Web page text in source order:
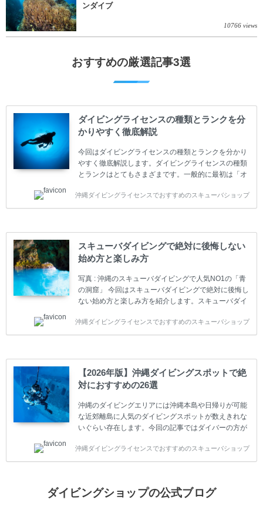
ンダイブ
10766 views
おすすめの厳選記事3選
ダイビングライセンスの種類とランクを分
かりやすく徹底解説
今回はダイビングライセンスの種類とランクを分かり
やすく徹底解説します。ダイビングライセンスの種類
とランクはとてもさまざまです。一般的に最初は「オ
す。 ダイビングのライセンスカードはダイビングの教
育機関もしくは指導団体が発行しています。教育機関
動をしています。 ダイビングライセンスの種類はエン
トリーレベルのライセンスからプロレベルのライセン
スまでランク分けされています。各教育機関(指導団
体)によってライセンスカードの名称、トレーニング内
容に違いがありま...
沖縄ダイビングライセンスでおすすめのスキューバショップ
スキューバダイビングで絶対に後悔しない
始め方と楽しみ方
写真 : 沖縄のスキューバダイビングで人気NO1の「青
の洞窟」 今回はスキューバダイビングで絶対に後悔し
ない始め方と楽しみ方を紹介します。スキューバダイ
やまだ始めて間もない初心者の方に必見の内容です。
スキューバダイビングの始め方と楽しみ方について学
ダイビングが台無しになり後悔することになってしま
うかもしれません。 又、スキューバダイビングは事故
のリスクがあるスポーツでもあります。もしかしたら
危険な思いをしてしまうかもしれません。 今回は現地
ダイビング...
沖縄ダイビングライセンスでおすすめのスキューバショップ
【2026年版】沖縄ダイビングスポットで絶
対におすすめの26選
沖縄のダイビングエリアには沖縄本島や日帰りが可能
な近郊離島に人気のダイビングスポットが数えきれな
いぐらい存在します。今回の記事ではダイバーの方が
グスポットを紹介します。 当スクールは、沖縄本島で
は北谷町、嘉手納町、読谷村、恩納村、名護市、本部
案内しております。 ダイビングライセンスをお持ちの
沖縄ダイビングライセンスでおすすめのスキューバショップ
ダイビングショップの公式ブログ